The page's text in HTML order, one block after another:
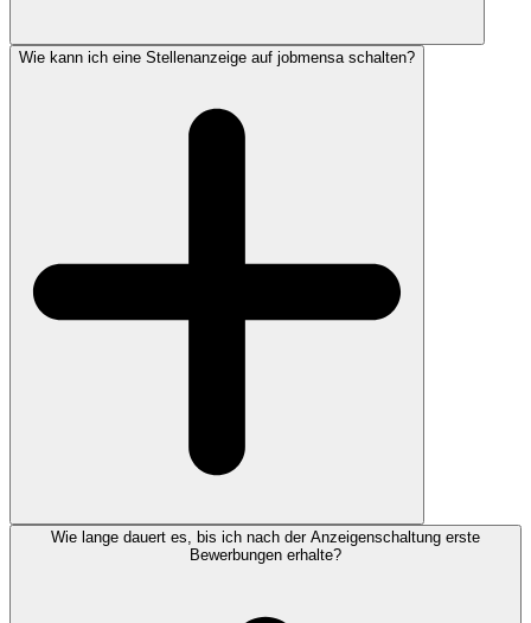
Wie kann ich eine Stellenanzeige auf jobmensa schalten?
Wie lange dauert es, bis ich nach der Anzeigenschaltung erste
Bewerbungen erhalte?